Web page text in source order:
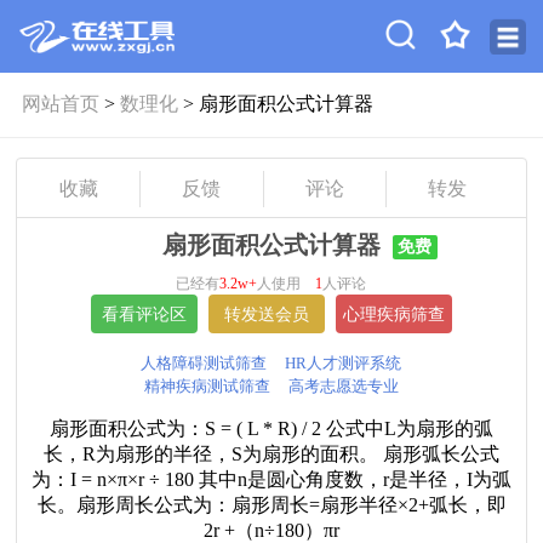
网站首页> 数理化> 扇形面积公式计算器
收藏 反馈 评论 转发
扇形面积公式计算器 免费
已经有3.2w+人使用 1人评论
人格障碍测试筛查
HR人才测评系统
精神疾病测试筛查
高考志愿选专业
扇形面积公式为：S = ( L * R) / 2 公式中L为扇形的弧
长，R为扇形的半径，S为扇形的面积。 扇形弧长公式
为：I = n×π×r ÷ 180 其中n是圆心角度数，r是半径，I为弧
长。扇形周长公式为：扇形周长=扇形半径×2+弧长，即
2r +（n÷180）πr